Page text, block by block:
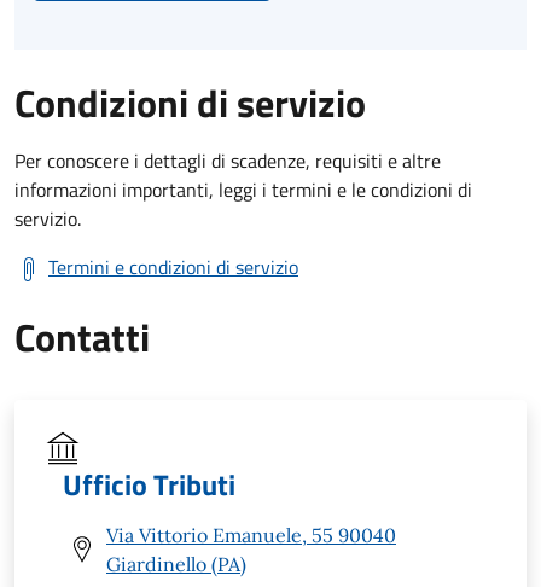
Condizioni di servizio
Per conoscere i dettagli di scadenze, requisiti e altre
informazioni importanti, leggi i termini e le condizioni di
servizio.
Termini e condizioni di servizio
Contatti
Ufficio Tributi
Via Vittorio Emanuele, 55 90040
Giardinello (PA)